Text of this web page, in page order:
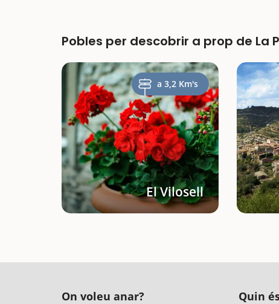
Pobles per descobrir a prop de La
a 3,2 Km's
El Vilosell
On voleu anar? Quin